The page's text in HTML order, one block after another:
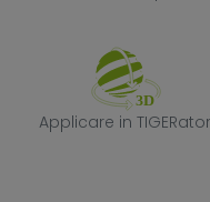
Applicare
Applicare in TIGERator